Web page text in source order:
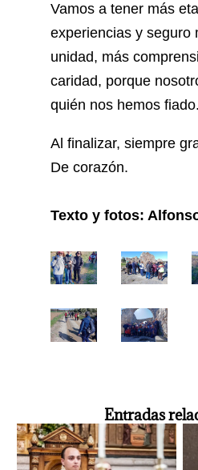
Vamos a tener más
experiencias y seguro
unidad, más
caridad, porque
quién nos hemos fiado.
Al finalizar, siempre
De corazón.
Texto y fotos:
Entradas